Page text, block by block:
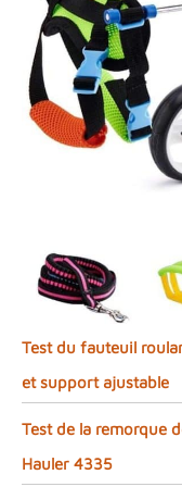
Test du fauteuil
et support ajustable
Test de la remorque
Hauler 4335